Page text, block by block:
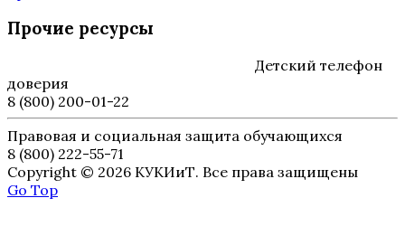
Прочие ресурсы
Детский телефон
доверия
8 (800) 200-01-22
Правовая и социальная защита обучающихся
8 (800) 222-55-71
Copyright © 2026 КУКИиТ. Все права защищены
Go Top